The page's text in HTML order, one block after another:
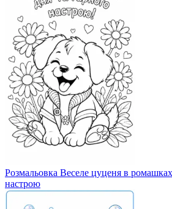
Розмальовка Веселе цуценя в
настрою